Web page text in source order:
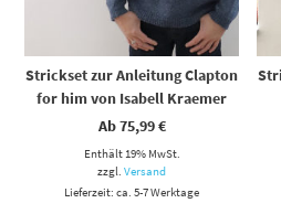
Strickset zur Anleitung Clapton
for him von Isabell Kraemer
Ab75,99€
Enthält 19% MwSt.
zzgl.Versand
Lieferzeit: ca. 5-7 Werktage